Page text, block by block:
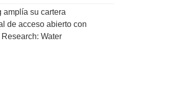
amplía su cartera
de acceso abierto con
Water